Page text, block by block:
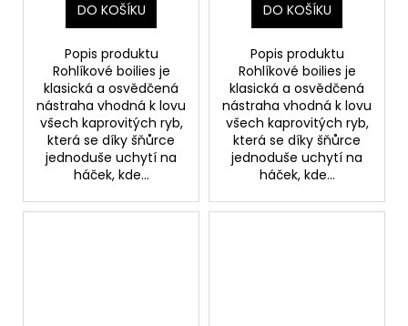
DO KOŠÍKU
Popis produktu
Rohlíkové boilies je
klasická a osvědčená
nástraha vhodná k lovu
všech kaprovitých ryb,
která se díky šňůrce
jednoduše uchytí na
háček, kde...
DO KOŠÍKU
Popis produktu
Rohlíkové boilies je
klasická a osvědčená
nástraha vhodná k lovu
všech kaprovitých ryb,
která se díky šňůrce
jednoduše uchytí na
háček, kde...